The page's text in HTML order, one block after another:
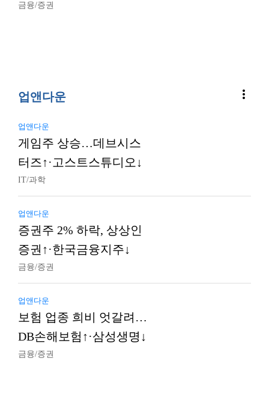
금융/증권
업앤다운 more_vert
업앤다운
게임주 상승…데브시스
터즈↑·고스트스튜디오↓
IT/과학
업앤다운
증권주 2% 하락, 상상인
증권↑·한국금융지주↓
금융/증권
업앤다운
보험 업종 희비 엇갈려…
DB손해보험↑·삼성생명↓
금융/증권